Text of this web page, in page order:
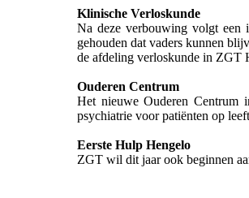
Klinische Verloskunde
Na deze verbouwing volgt een
gehouden dat vaders kunnen
de afdeling verloskunde in ZGT
Ouderen Centrum
Het nieuwe Ouderen Centrum
psychiatrie voor patiënten op
Eerste Hulp Hengelo
ZGT wil dit jaar ook beginnen